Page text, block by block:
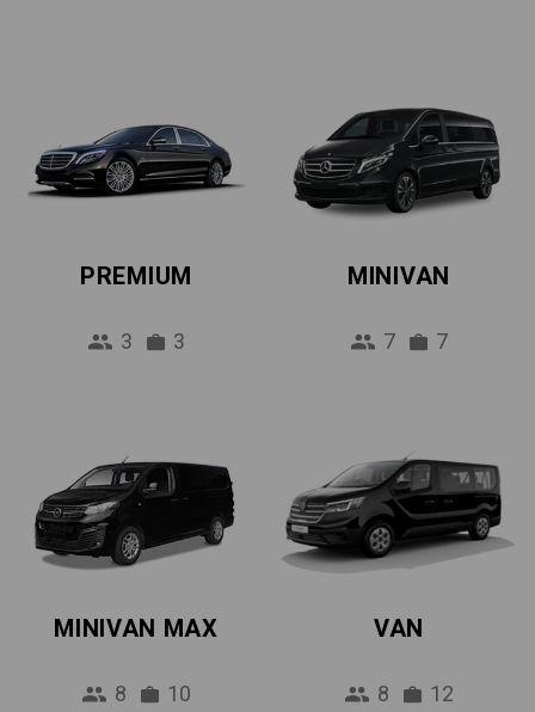
PREMIUM
3 3
MINIVAN
7 7
MINIVAN MAX
8 10
VAN
8 12